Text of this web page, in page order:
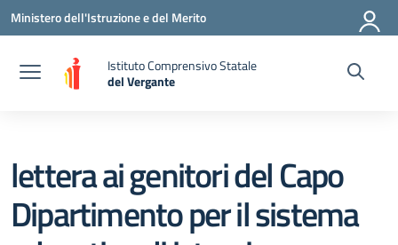
Vai ai contenuti
Vai al menu di navigazione
Vai al footer
Ministero dell'Istruzione e del Merito
Istituto Comprensivo Statale
del Vergante
— Visita la pagina iniziale della scuola
lettera ai genitori del Capo
Dipartimento per il sistema